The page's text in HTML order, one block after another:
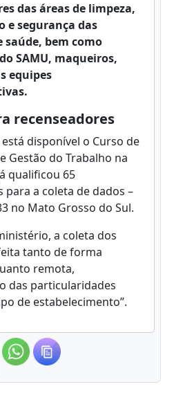
das áreas de limpeza,
e segurança das
saúde, bem como
SAMU, maqueiros,
equipes
recenseadores
está disponível o Curso de
Gestão do Trabalho na
qualificou 65
para a coleta de dados –
no Mato Grosso do Sul.
a coleta dos
tanto de forma
remota,
das particularidades
de estabelecimento”.